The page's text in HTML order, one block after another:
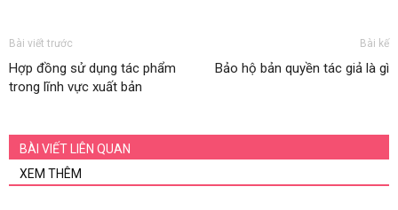
Bài viết trước
Hợp đồng sử dụng tác phẩm
trong lĩnh vực xuất bản
Bài kế
Bảo hộ bản quyền tác giả là gì
BÀI VIẾT LIÊN QUAN
XEM THÊM